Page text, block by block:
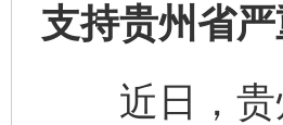
支持贵州省
近日，贵
东山县通报“牛蛙产品抗生素超标